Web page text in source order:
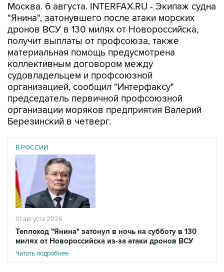
Москва. 6 августа. INTERFAX.RU - Экипаж судна
"Янина", затонувшего после атаки морских
дронов ВСУ в 130 милях от Новороссийска,
получит выплаты от профсоюза, также
материальная помощь предусмотрена
коллективным договором между
судовладельцем и профсоюзной
организацией, сообщил "Интерфаксу"
председатель первичной профсоюзной
организации моряков предприятия Валерий
Березинский в четверг.
В РОССИИ
01 августа 2026
Теплоход "Янина" затонул в ночь на субботу в 130
милях от Новороссийска из-за атаки дронов ВСУ
Читать подробнее